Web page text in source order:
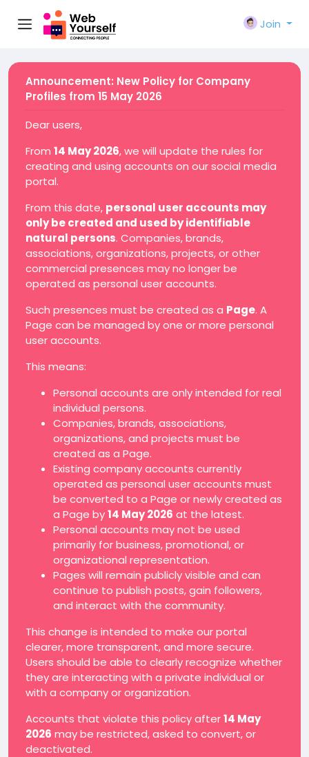
Join
Announcement: New Policy for Company
Profiles from 15 May 2026
Dear users,
From 14 May 2026, we will update the rules for
creating and using accounts on our social media
portal.
From this date, personal user accounts may
only be created and used by identifiable
natural persons. Companies, brands,
associations, organizations, projects, or other
commercial presences may no longer be
operated as personal user accounts.
Such presences must be created as a Page. A
Page can be managed by one or more personal
user accounts.
This means:
Personal accounts are only intended for real
individual persons.
Companies, brands, associations,
organizations, and projects must be
created as a Page.
Existing company accounts currently
operated as personal user accounts must
be converted to a Page or newly created as
a Page by14 May 2026 at the latest.
Personal accounts may not be used
primarily for business, promotional, or
organizational representation.
Pages will remain publicly visible and can
continue to publish posts, gain followers,
and interact with the community.
This change is intended to make our portal
clearer, more transparent, and more secure.
Users should be able to clearly recognize whether
they are interacting with a private individual or
with a company or organization.
Accounts that violate this policy after14 May
2026 may be restricted, asked to convert, or
deactivated.